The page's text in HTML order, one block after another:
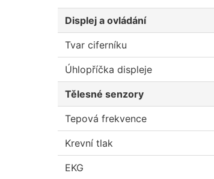
Displej a ovládání
Tvar ciferníku
Úhlopříčka displeje
Tělesné senzory
Tepová frekvence
Krevní tlak
EKG